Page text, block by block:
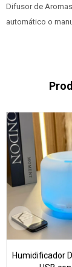
Difusor de
automático o
Humidificador